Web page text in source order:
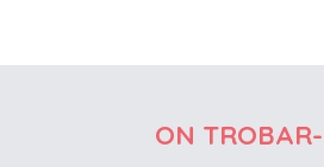
ON